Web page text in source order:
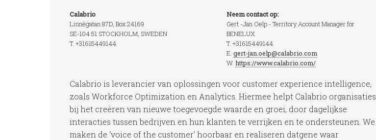
Calabrio
Linnégatan 87D, Box 24169
SE-104 51 STOCKHOLM, SWEDEN
T. +31615449144
Neem contact op:
Gert -Jan Oelp - Territory Account Manager for
BENELUX
T. +31615449144
E. gert-jan.oelp@calabrio.com
W. https://www.calabrio.com/
Calabrio is leverancier van oplossingen voor customer experience intelligence,
zoals Workforce Optimization en Analytics. Hiermee helpt Calabrio organisaties
bij het creëren van nieuwe toegevoegde waarde en groei, door dagelijkse
interacties tussen bedrijven en hun klanten te verrijken en te ondersteunen. We
maken de ‘voice of the customer’ hoorbaar en realiseren datgene waar